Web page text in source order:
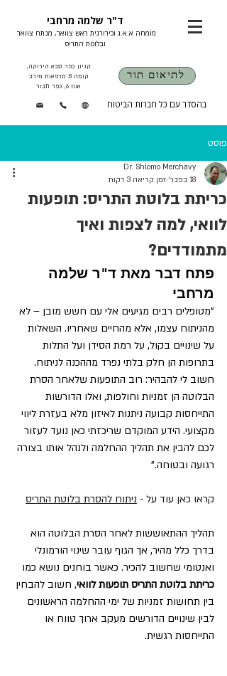
ד"ר שלמה מרחבי
ובלוטת התריס
קניון כפר סבא הירוקה,
קומה 8. מרפאות מירב
אגוז 6, כפר תבור
לתיאום תור
בהסדר עם כל חברות הביטוח
פוסט
כריתת בלוטת התריס: תופעות
לוואי, למה לצפות ואיך
מתמודדים?
Dr. Shlomo Merchavy
18 בפבר׳
זמן קריאה 3 דקות
פתח דבר מאת ד"ר שלמה
מרחבי
"מטופלים רבים מגיעים אלי עם חשש מובן – לא
מהניתוח עצמו, אלא מהחיים שאחריו. השאלות
על שינויים בקול, על רמת הסידן ועל התלות
בתרופות הן חלק בלתי נפרד מההכנה לניתוח.
חשוב לי להבהיר: רוב התופעות שלאחר הסרת
הבלוטה הן זמניות וחולפות, ואלו הדורשות
התייחסות קבועה ניתנות לאיזון מלא בעזרת ליווי
מקצועי. הידע המוקדם שריכזתי כאן נועד לעזור
לכם להבין את תהליך ההחלמה ולנהל אותו בצורה
רגועה ובטוחה."
קראו כאן עוד על - ניתוח להסרת בלוטת התריס
תהליך ההתאוששות לאחר הסרת הבלוטה הוא
בדרך כלל מהיר, אך הגוף עובר שינוי הורמונלי
ואנטומי שחשוב להכיר. כאשר בוחנים נושא כמו
כריתת בלוטת התריס תופעות לוואי, חשוב להבחין
בין תחושות זמניות של ימי ההחלמה הראשונים
לבין שינויים הדורשים מעקב ארוך טווח או
התייחסות רגשית.